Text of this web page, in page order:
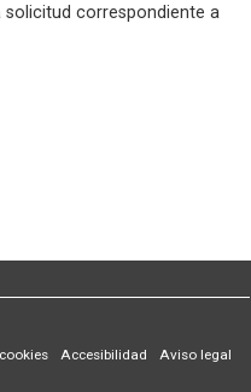
solicitud correspondiente a
Aviso legal
Accesibilidad